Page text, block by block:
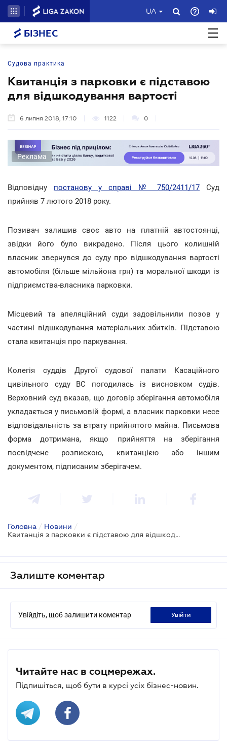
UA
БІЗНЕС
Судова практика
Квитанція з парковки є підставою
для відшкодування вартості
6 липня 2018, 17:10 1122 0
Реклама
Відповідну постанову у справі № 750/2411/17 Суд
прийняв 7 лютого 2018 року.
Позивач залишив своє авто на платній автостоянці,
звідки його було викрадено. Після цього колишній
власник звернувся до суду про відшкодування вартості
автомобіля (більше мільйона грн) та моральної шкоди із
підприємства-власника парковки.
Місцевий та апеляційний суди задовільнили позов у
частині відшкодування матеріальних збитків. Підставою
стала квитанція про паркування.
Колегія суддів Другої судової палати Касаційного
цивільного суду ВС погодилась із висновком судів.
Верховний суд вказав, що договір зберігання автомобіля
укладається у письмовій формі, а власник парковки несе
відповідальність за втрату прийнятого майна. Письмова
форма дотримана, якщо прийняття на зберігання
посвідчене розпискою, квитанцією або іншим
документом, підписаним зберігачем.
Головна / Новини /
Квитанція з парковки є підставою для відшкодування вартості
Залиште коментар
Увійдіть, щоб залишити коментар увійти
Читайте нас в соцмережах.
Підпишіться, щоб бути в курсі усіх бізнес-новин.